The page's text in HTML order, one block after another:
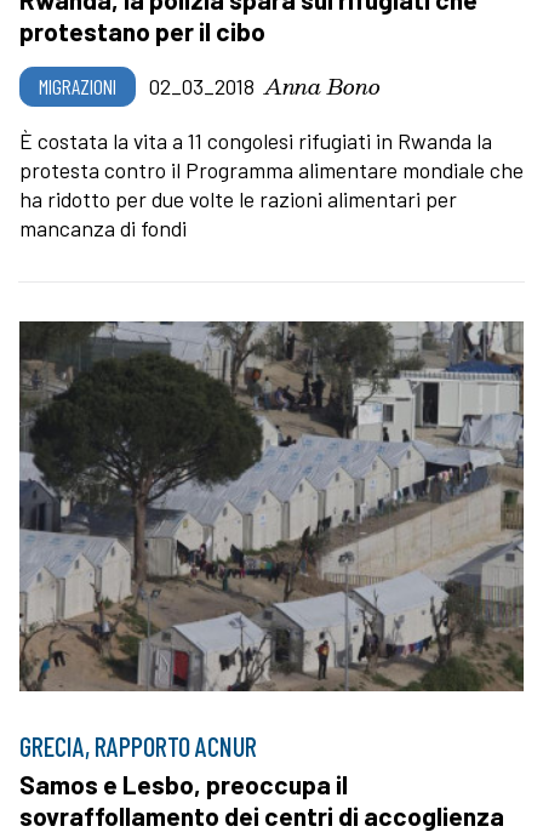
protestano per il cibo
MIGRAZIONI 02_03_2018 Anna Bono
È costata la vita a 11 congolesi rifugiati in Rwanda la
protesta contro il Programma alimentare mondiale che
ha ridotto per due volte le razioni alimentari per
mancanza di fondi
GRECIA, RAPPORTO ACNUR
Samos e Lesbo, preoccupa il
sovraffollamento dei centri di accoglienza